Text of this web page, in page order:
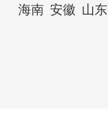
海南 安徽 山东